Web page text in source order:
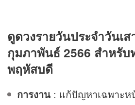
ดูดวงรายวันประจำวันเส
กุมภาพันธ์ 2566 สำหรับ
พฤหัสบดี
การงาน : แก้ปัญหาเฉพาะห